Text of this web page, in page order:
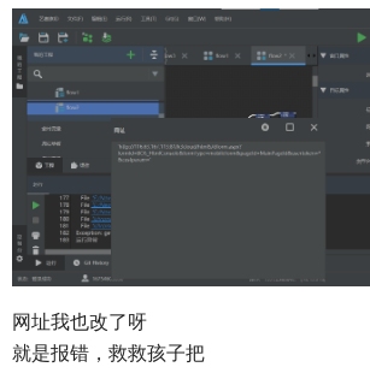
网址我也改了呀
就是报错，救救孩子把